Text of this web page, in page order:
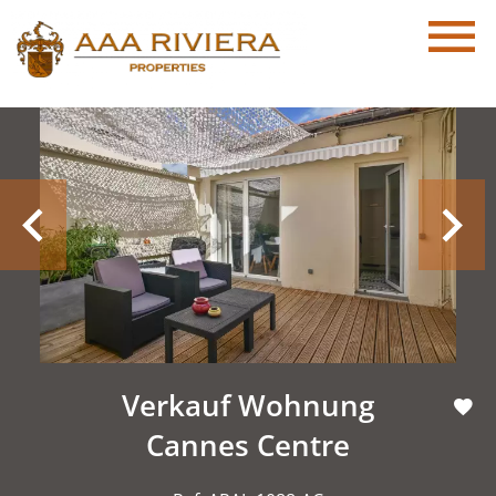
Verkauf Wohnung
Cannes Centre